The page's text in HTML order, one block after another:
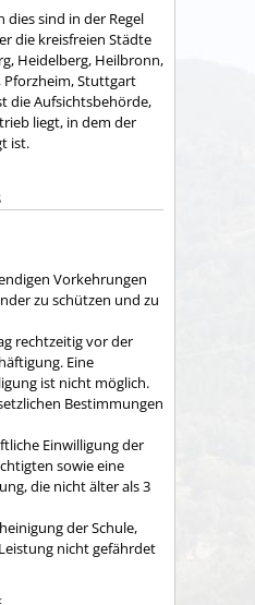
dies sind in der Regel
die kreisfreien Städte
Heidelberg, Heilbronn,
Pforzheim, Stuttgart
die Aufsichtsbehörde,
liegt, in dem der
ist.
Vorkehrungen
zu schützen und zu
rechtzeitig vor der
Eine
ist nicht möglich.
Bestimmungen
Einwilligung der
sowie eine
die nicht älter als 3
der Schule,
nicht gefährdet